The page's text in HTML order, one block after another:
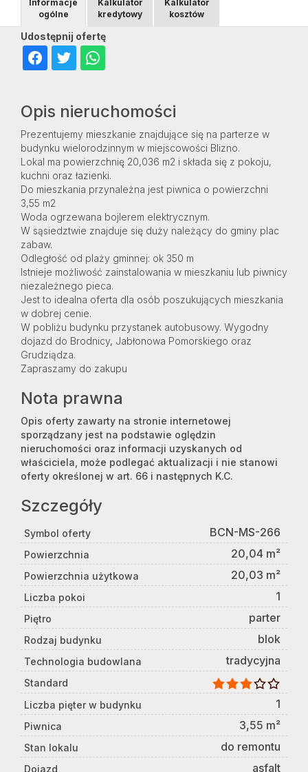
Udostępnij ofertę
Informacje
ogólne
Kalkulator
kredytowy
Kalkulator
kosztów
Opis nieruchomości
Prezentujemy mieszkanie znajdujące się na parterze w
budynku wielorodzinnym w miejscowości Blizno.
Lokal ma powierzchnię 20,036 m2 i składa się z pokoju,
kuchni oraz łazienki.
Do mieszkania przynależna jest piwnica o powierzchni
3,55 m2
Woda ogrzewana bojlerem elektrycznym.
W sąsiedztwie znajduje się duży należący do gminy plac
zabaw.
Odległość od plaży gminnej: ok 350 m
Istnieje możliwość zainstalowania w mieszkaniu lub piwnicy
niezależnego pieca.
Jest to idealna oferta dla osób poszukujących mieszkania
w dobrej cenie.
W pobliżu budynku przystanek autobusowy. Wygodny
dojazd do Brodnicy, Jabłonowa Pomorskiego oraz
Grudziądza.
Zapraszamy do zakupu
Nota prawna
Opis oferty zawarty na stronie internetowej
sporządzany jest na podstawie oględzin
nieruchomości oraz informacji uzyskanych od
właściciela, może podlegać aktualizacji i nie stanowi
oferty określonej w art. 66 i następnych K.C.
Szczegóły
Symbol oferty BCN-MS-266
Powierzchnia 20,04 m²
Powierzchnia użytkowa 20,03 m²
Liczba pokoi 1
Piętro parter
Rodzaj budynku blok
Technologia budowlana tradycyjna
Standard
Liczba pięter w budynku
1
Piwnica 3,55 m²
Stan lokalu do remontu
Dojazd asfalt